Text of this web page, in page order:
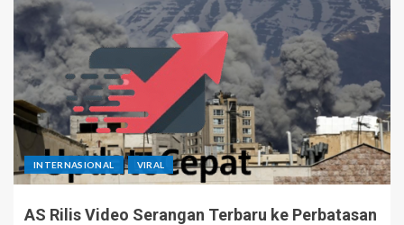
INTERNASIONAL VIRAL
AS Rilis Video Serangan Terbaru ke Perbatasan